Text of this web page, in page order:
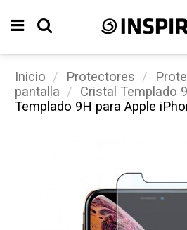
Inicio Protectores
pantalla
Cristal Templado
Templado 9H para Apple